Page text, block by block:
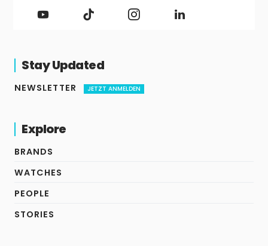
Stay Updated
NEWSLETTER JETZT ANMELDEN
Explore
BRANDS
WATCHES
PEOPLE
STORIES